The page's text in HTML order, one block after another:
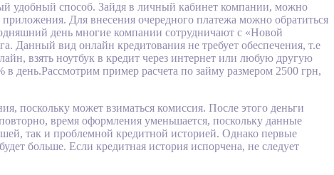
удобный способ. Зайдя в личный кабинет компании, можно
Для внесения очередного платежа можно обратиться
день многие компании сотрудничают с «Новой
Данный вид онлайн кредитования не требует обеспечения, т.е
взять ноутбук в кредит через интернет или любую другую
в день.Рассмотрим пример расчета по займу размером 2500 грн,
поскольку может взиматься комиссия. После этого деньги
время оформления уменьшается, поскольку данные
так и проблемной кредитной историей. Однако первые
больше. Если кредитная история испорчена, не следует